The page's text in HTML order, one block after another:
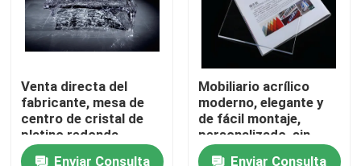
Productos
Los vídeos
Venta directa del
fabricante, mesa de
centro de cristal de
platino redonda
tallada en hielo para
Enviar Consulta
Mobiliario acrílico
moderno, elegante y
de fácil montaje,
personalizado, sin
necesidad de montaje,
Enviar Consulta